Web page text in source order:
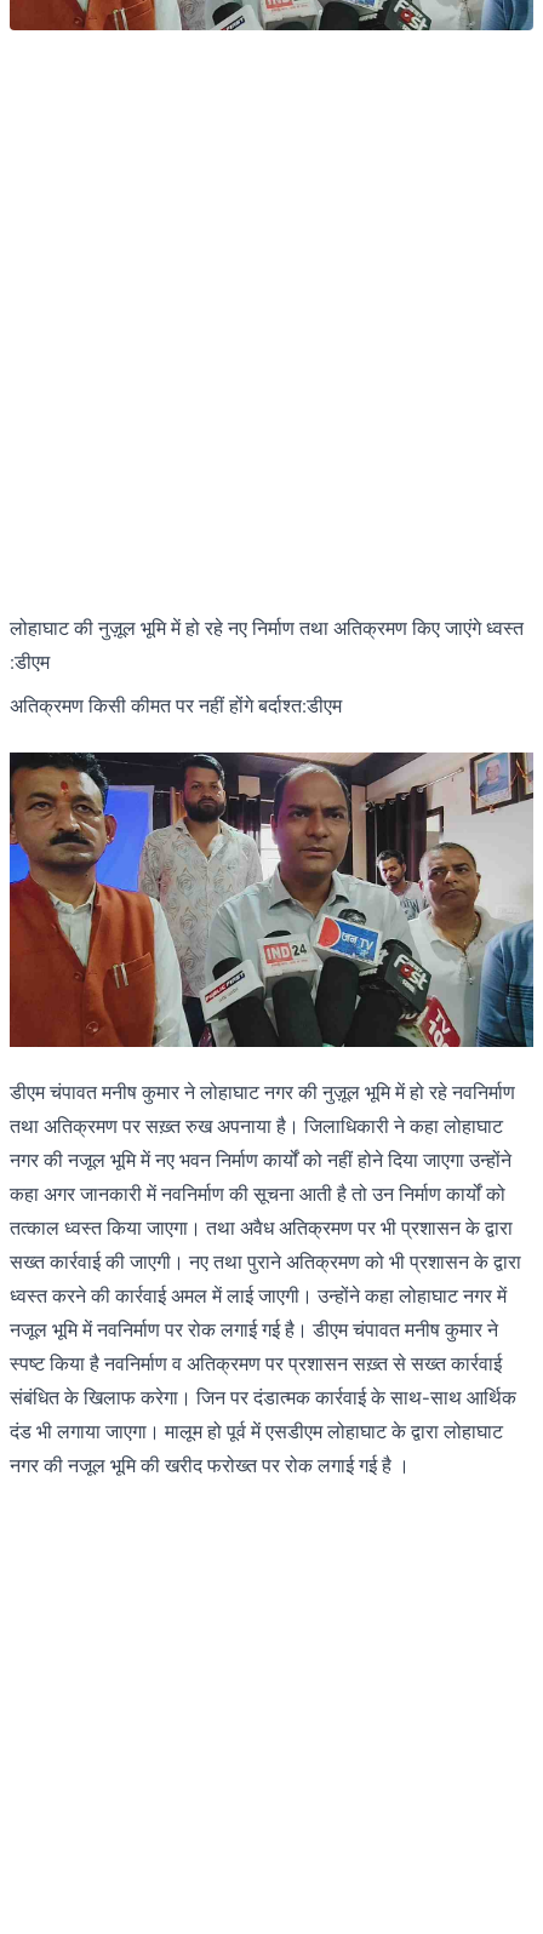
लोहाघाट की नुज़ूल भूमि में हो रहे नए निर्माण तथा अतिक्रमण किए जाएंगे ध्वस्त
:डीएम
अतिक्रमण किसी कीमत पर नहीं होंगे बर्दाश्त:डीएम
डीएम चंपावत मनीष कुमार ने लोहाघाट नगर की नुज़ूल भूमि में हो रहे नवनिर्माण
तथा अतिक्रमण पर सख़्त रुख अपनाया है। जिलाधिकारी ने कहा लोहाघाट
नगर की नजूल भूमि में नए भवन निर्माण कार्यों को नहीं होने दिया जाएगा उन्होंने
कहा अगर जानकारी में नवनिर्माण की सूचना आती है तो उन निर्माण कार्यों को
तत्काल ध्वस्त किया जाएगा। तथा अवैध अतिक्रमण पर भी प्रशासन के द्वारा
सख्त कार्रवाई की जाएगी। नए तथा पुराने अतिक्रमण को भी प्रशासन के द्वारा
ध्वस्त करने की कार्रवाई अमल में लाई जाएगी। उन्होंने कहा लोहाघाट नगर में
नजूल भूमि में नवनिर्माण पर रोक लगाई गई है। डीएम चंपावत मनीष कुमार ने
स्पष्ट किया है नवनिर्माण व अतिक्रमण पर प्रशासन सख़्त से सख्त कार्रवाई
संबंधित के खिलाफ करेगा। जिन पर दंडात्मक कार्रवाई के साथ-साथ आर्थिक
दंड भी लगाया जाएगा। मालूम हो पूर्व में एसडीएम लोहाघाट के द्वारा लोहाघाट
नगर की नजूल भूमि की खरीद फरोख्त पर रोक लगाई गई है ।